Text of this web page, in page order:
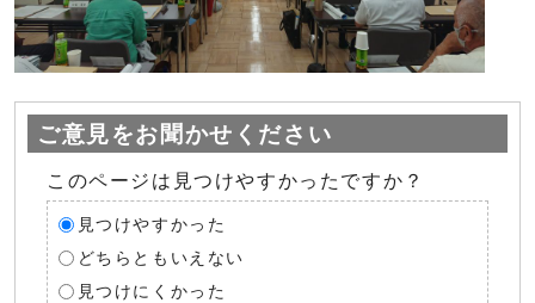
ご意見をお聞かせください
このページは見つけやすかったですか？
見つけやすかった
どちらともいえない
見つけにくかった